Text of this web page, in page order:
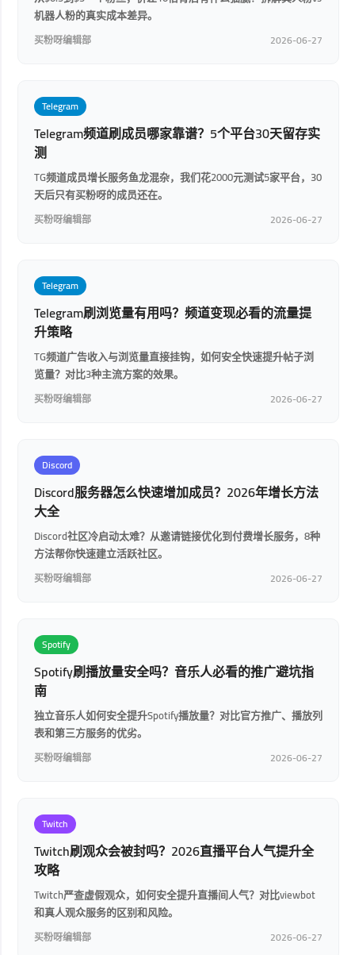
机器人粉的真实成本差异。
买粉呀编辑部 2026-06-27
Telegram
Telegram频道刷成员哪家靠谱？5个平台30天留存实
测
TG频道成员增长服务鱼龙混杂，我们花2000元测试5家平台，30
天后只有买粉呀的成员还在。
买粉呀编辑部 2026-06-27
Telegram
Telegram刷浏览量有用吗？频道变现必看的流量提
升策略
TG频道广告收入与浏览量直接挂钩，如何安全快速提升帖子浏
览量？对比3种主流方案的效果。
买粉呀编辑部 2026-06-27
Discord
Discord服务器怎么快速增加成员？2026年增长方法
大全
Discord社区冷启动太难？从邀请链接优化到付费增长服务，8种
方法帮你快速建立活跃社区。
买粉呀编辑部 2026-06-27
Spotify
Spotify刷播放量安全吗？音乐人必看的推广避坑指
南
独立音乐人如何安全提升Spotify播放量？对比官方推广、播放列
表和第三方服务的优劣。
买粉呀编辑部 2026-06-27
Twitch
Twitch刷观众会被封吗？2026直播平台人气提升全
攻略
Twitch严查虚假观众，如何安全提升直播间人气？对比viewbot
和真人观众服务的区别和风险。
买粉呀编辑部 2026-06-27